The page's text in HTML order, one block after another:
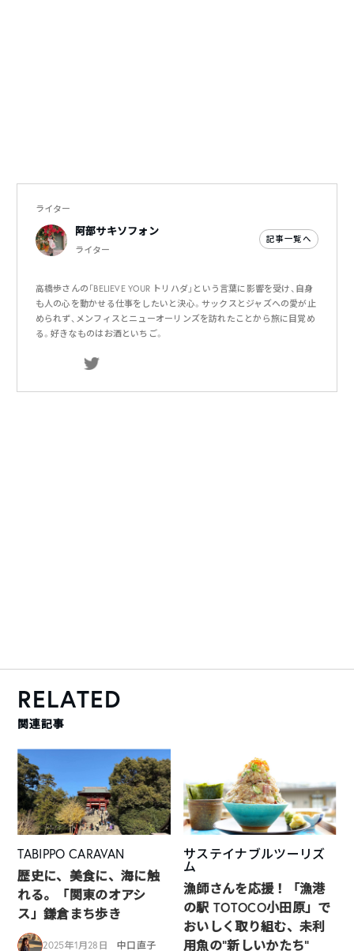
ライター
阿部サキソフォン
ライター
記事一覧へ
高橋歩さんの「BELIEVE YOUR トリハダ」という言葉に影響を受け、自身
も人の心を動かせる仕事をしたいと決心。サックスとジャズへの愛が止
められず、メンフィスとニューオーリンズを訪れたことから旅に目覚め
る。好きなものはお酒といちご。
RELATED
関連記事
TABIPPO CARAVAN
歴史に、美食に、海に触
れる。「関東のオアシ
ス」鎌倉まち歩き
2025年1月28日 中口直子
サステイナブルツーリズ
ム
漁師さんを応援！「漁港
の駅 TOTOCO小田原」で
おいしく取り組む、未利
用魚の“新しいかたち“